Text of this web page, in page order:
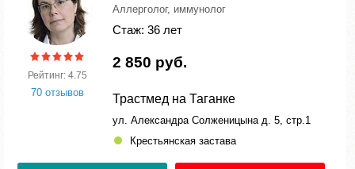
Рейтинг: 4.75
70 отзывов
Аллерголог, иммунолог
Стаж: 36 лет
2 850 руб.
Трастмед на Таганке
ул. Александра Солженицына д. 5, стр.1
Крестьянская застава